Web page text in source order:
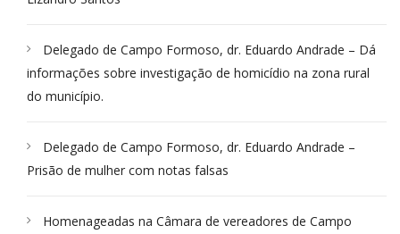
Delegado de Campo Formoso, dr. Eduardo Andrade – Dá
informações sobre investigação de homicídio na zona rural
do município.
Delegado de Campo Formoso, dr. Eduardo Andrade –
Prisão de mulher com notas falsas
Homenageadas na Câmara de vereadores de Campo